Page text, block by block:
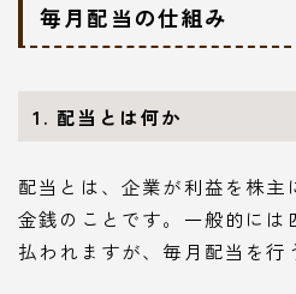
毎月配当の仕組み
1. 配当とは何か
配当とは、企業が利益を株主
金銭のことです。一般的には
払われますが、毎月配当を行